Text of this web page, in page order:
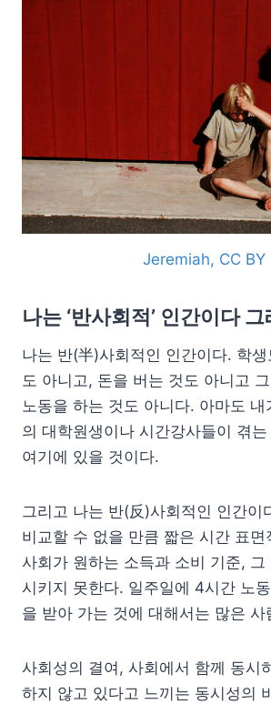
Jeremiah, CC BY
나는 ‘반사회적’ 인간이다
나는 반(半)사회적인 인간이다. 학
도 아니고, 돈을 버는 것도 아니고
노동을 하는 것도 아니다. 아마도 내
의 대학원생이나 시간강사들이 겪
여기에 있을 것이다.
그리고 나는 반(反)사회적인 인간이
비교할 수 없을 만큼 짧은 시간 표면
사회가 원하는 소득과 소비 기준, 그
시키지 못한다. 일주일에 4시간 노
을 받아 가는 것에 대해서는 많은 사
사회성의 결여, 사회에서 함께 동시
하지 않고 있다고 느끼는 동시성의